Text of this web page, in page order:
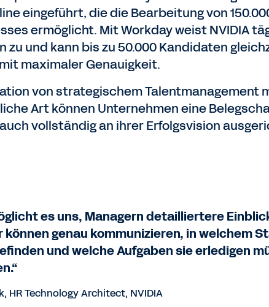
eingeführt, die die Bearbeitung von
ermöglicht. Mit Workday weist NVIDIA
zu und kann bis zu 50.000 Kandidaten
maximaler Genauigkeit.
von strategischem
Art können Unternehmen eine
vollständig an ihrer Erfolgsvision
es uns, Managern detailliertere
können genau kommunizieren, in welchem
und welche Aufgaben sie erledigen
HR Technology Architect, NVIDIA